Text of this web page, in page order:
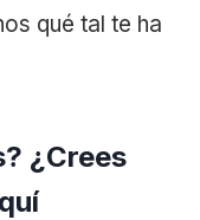
qué tal te ha
¿Crees